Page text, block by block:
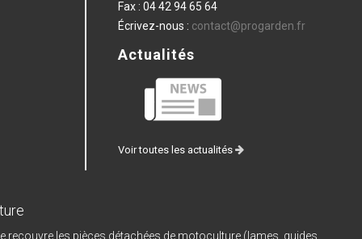
Fax : 04 42 94 65 64
Écrivez-nous : contact@progarden.fr
Actualités
Voir toutes les actualités
les pièces détachées de motoculture (lames, guides,